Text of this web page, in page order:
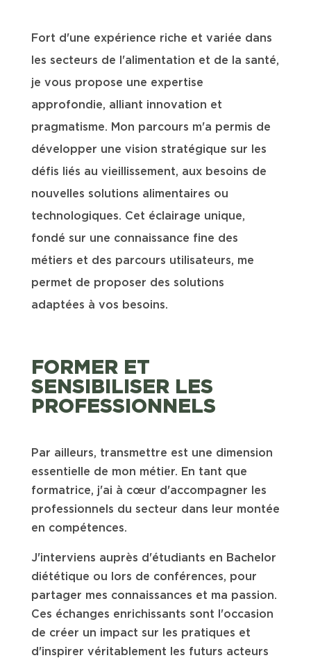
Fort d'une expérience riche et variée dans
les secteurs de l'alimentation et de la santé,
je vous propose une expertise
approfondie, alliant innovation et
pragmatisme. Mon parcours m'a permis de
développer une vision stratégique sur les
défis liés au vieillissement, aux besoins de
nouvelles solutions alimentaires ou
technologiques. Cet éclairage unique,
fondé sur une connaissance fine des
métiers et des parcours utilisateurs, me
permet de proposer des solutions
adaptées à vos besoins.
FORMER ET
SENSIBILISER LES
PROFESSIONNELS
Par ailleurs, transmettre est une dimension
essentielle de mon métier. En tant que
formatrice, j'ai à cœur d'accompagner les
professionnels du secteur dans leur montée
en compétences.
J'interviens auprès d'étudiants en Bachelor
diététique ou lors de conférences, pour
partager mes connaissances et ma passion.
Ces échanges enrichissants sont l'occasion
de créer un impact sur les pratiques et
d'inspirer véritablement les futurs acteurs